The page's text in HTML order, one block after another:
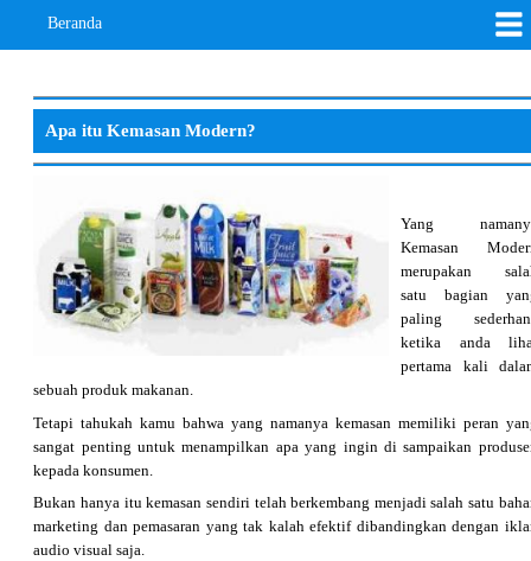
Beranda
Apa itu Kemasan Modern?
Yang
Kemasan
merupakan
satu bagian
paling
ketika anda
pertama kali
sebuah produk makanan.
Tetapi tahukah kamu bahwa yang namanya kemasan memiliki peran
sangat penting untuk menampilkan apa yang ingin di sampaikan
kepada konsumen.
Bukan hanya itu kemasan sendiri telah berkembang menjadi salah satu
marketing dan pemasaran yang tak kalah efektif dibandingkan dengan
audio visual saja.